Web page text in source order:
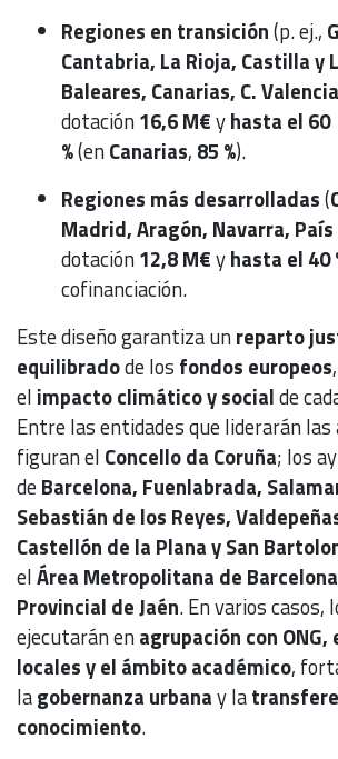
Regiones en transición(p. ej.,
Cantabria, La Rioja, Castilla y
Baleares, Canarias, C.
dotación16,6 M€yhasta el 60
%(enCanarias, 85 %).
Regiones más desarrolladas(
Madrid, Aragón, Navarra, País
dotación12,8 M€yhasta el 40
cofinanciación.
Este diseño garantiza unreparto
equilibradode los fondos europeos
el impacto climático y socialde
Entre las entidades que liderarán las
figuran el Concello da Coruña; los
deBarcelona, Fuenlabrada,
Sebastián de los Reyes,
Castellón de la Plana y San
elÁrea Metropolitana de Barcelona
Provincial de Jaén. En varios casos,
ejecutarán enagrupación con
locales y el ámbito académico,
lagobernanza urbanay la
conocimiento.